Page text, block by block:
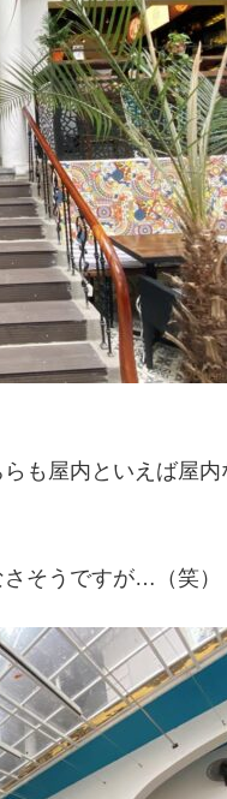
も屋内といえば屋
そうですが…（笑）